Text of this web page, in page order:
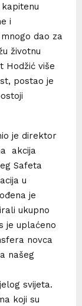
i
dao za
životnu
Hodžić više
postao je
je direktor
akcija
Safeta
u
je
ukupno
je uplaćeno
novca
našeg
svijeta.
koji su